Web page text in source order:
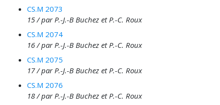
CS.M 2073
15 / par P.-J.-B Buchez et P.-C. Roux
CS.M 2074
16 / par P.-J.-B Buchez et P.-C. Roux
CS.M 2075
17 / par P.-J.-B Buchez et P.-C. Roux
CS.M 2076
18 / par P.-J.-B Buchez et P.-C. Roux